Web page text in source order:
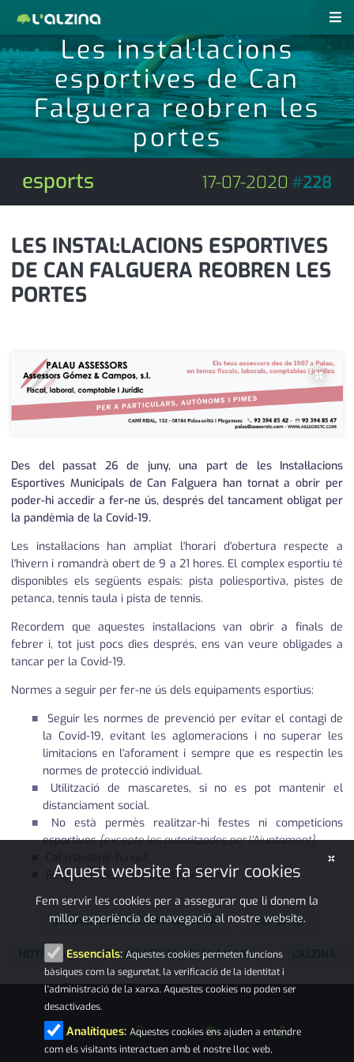
notícies
últimes notícies
activitats
agenda
empresa
medi ambient
opinió
promo serveis
reportatge
salut
serveis
societat
successos
revistes pdf
anunciants
subscripció
contacte
calendari
Les instal·lacions
esportives de Can
Falguera reobren les
portes
esports 17-07-2020 #228
LES INSTAL·LACIONS ESPORTIVES
DE CAN FALGUERA REOBREN LES
PORTES
×
Des del passat 26 de juny, una part de les Instal·lacions
Esportives Municipals de Can Falguera han tornat a obrir per
poder-hi accedir a fer-ne ús, després del tancament obligat per
la pandèmia de la Covid-19.
Les instal·lacions han ampliat l'horari d'obertura respecte a
l'hivern i romandrà obert de 9 a 21 hores. El complex esportiu té
disponibles els següents espais: pista poliesportiva, pistes de
petanca, tennis taula i pista de tennis.
Recordem que aquestes instal·lacions van obrir a finals de
febrer i, tot just pocs dies després, ens van veure obligades a
tancar per la Covid-19.
Normes a seguir per fer-ne ús dels equipaments esportius:
Seguir les normes de prevenció per evitar el contagi de
la Covid-19, evitant les aglomeracions i no superar les
limitacions en l'aforament i sempre que es respectin les
normes de protecció individual.
Utilització de mascaretes, si no es pot mantenir el
distanciament social.
No està permès realitzar-hi festes ni competicions
esportives[excepte les autoritzades per l'Ajuntament].
Respectar els veïns que l'envolten.
INSTAL·LACIONS CAN FALGUERA ESPORTS
NOTÍCIES PALAU-SOLITÀ I PLEGAMANS L'ALZINA
×
Aquest website fa servir cookies
Fem servir les cookies per a assegurar que li donem la
millor experiència de navegació al nostre website.
Essencials: Aquestes cookies permeten funcions
bàsiques com la seguretat, la verificació de la identitat i
l'administració de la xarxa. Aquestes cookies no poden ser
desactivades.
Analítiques: Aquestes cookies ens ajuden a entendre
com els visitants interactuen amb el nostre lloc web,